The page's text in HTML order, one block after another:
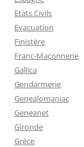
Etats Civils
Evacuation
Finistère
Franc-Maçonnerie
Gallica
Gendarmerie
Genealomaniac
Geneanet
Gironde
Grèce